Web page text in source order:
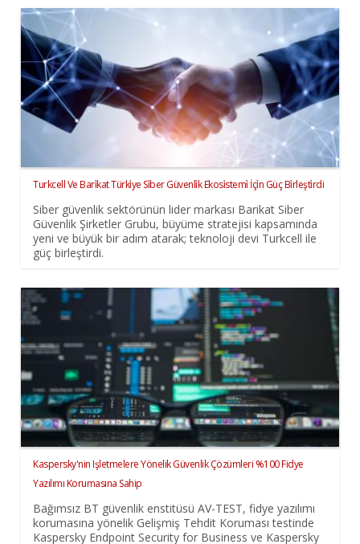
Turkcell Ve Bari̇kat Türki̇ye Si̇ber Güvenli̇k Ekosi̇stemi̇ İçi̇n Güç Bi̇rleşti̇rdi
Siber güvenlik sektörünün lider markası Barikat Siber
Güvenlik Şirketler Grubu, büyüme stratejisi kapsamında
yeni ve büyük bir adım atarak; teknoloji devi Turkcell ile
güç birleştirdi.
Kaspersky'nin Işletmelere Yönelik Güvenlik Çözümleri %100 Fidye
Yazılımı Korumasına Sahip
Bağımsız BT güvenlik enstitüsü AV-TEST, fidye yazılımı
korumasına yönelik Gelişmiş Tehdit Koruması testinde
Kaspersky Endpoint Security for Business ve Kaspersky